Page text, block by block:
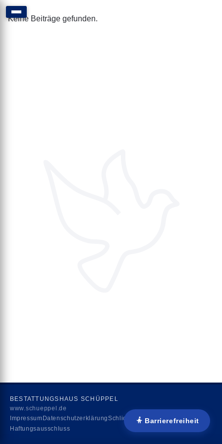
Keine Beiträge gefunden.
BESTATTUNGSHAUS SCHÜPPEL
www.schueppel.de
Impressum DatenschutzerklärungSchlichtungsstelle
Haftungsausschluss
Barrierefreiheit